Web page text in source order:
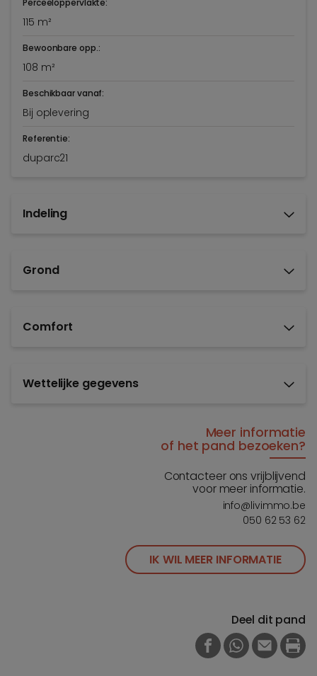
Perceeloppervlakte:
115 m²
Bewoonbare opp.:
108 m²
Beschikbaar vanaf:
Bij oplevering
Referentie:
duparc21
Indeling
Grond
Comfort
Wettelijke gegevens
Meer informatie
of het pand bezoeken?
Contacteer ons vrijblijvend
voor meer informatie.
info@livimmo.be
050 62 53 62
IK WIL MEER INFORMATIE
Deel dit pand
FACEBOOK
WHATSAPP
E-MAIL